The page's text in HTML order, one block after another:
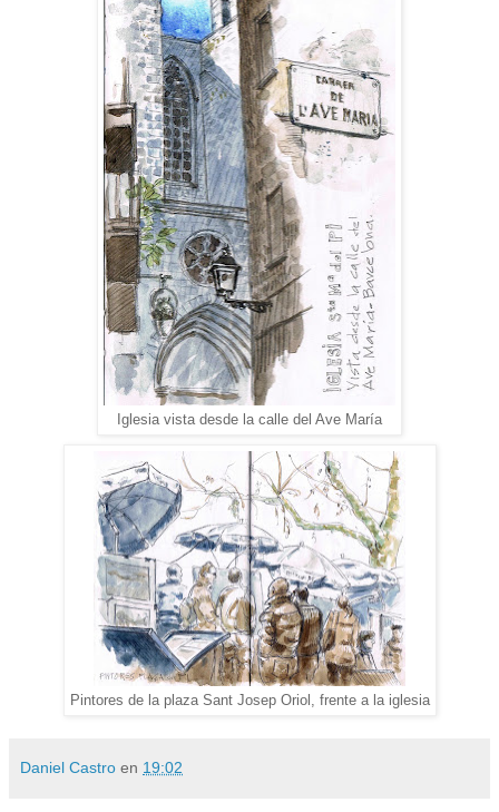
Iglesia vista desde la calle del Ave María
Pintores de la plaza Sant Josep Oriol, frente a la iglesia
Daniel Castro en 19:02